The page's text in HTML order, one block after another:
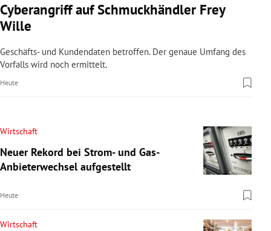
Cyberangriff auf Schmuckhändler Frey
Wille
Geschäfts- und Kundendaten betroffen. Der genaue Umfang des
Vorfalls wird noch ermittelt.
Heute
Wirtschaft
Neuer Rekord bei Strom- und Gas-
Anbieterwechsel aufgestellt
Heute
Wirtschaft